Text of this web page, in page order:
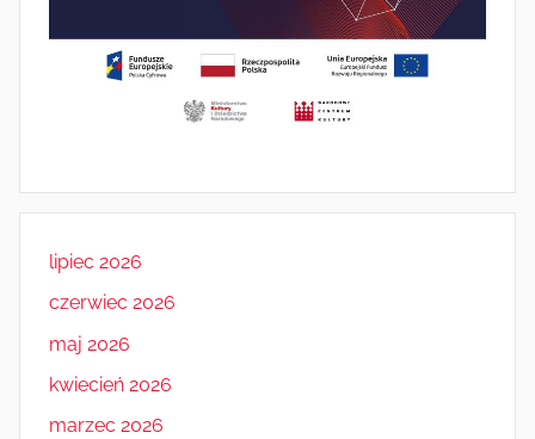
lipiec 2026
czerwiec 2026
maj 2026
kwiecień 2026
marzec 2026